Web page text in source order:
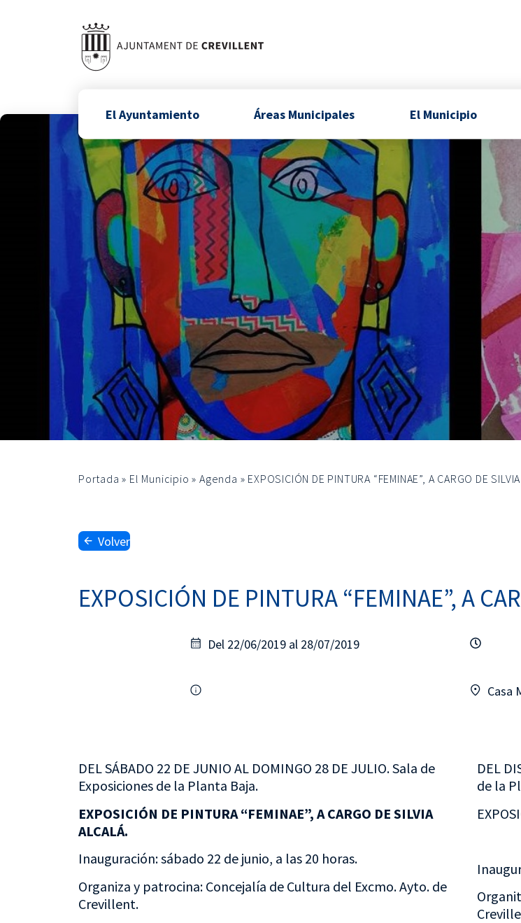
El Ayuntamiento Áreas Municipales El Municipio
Portada » El Municipio »Agenda » EXPOSICIÓN DE PINTURA “FEMINAE”, A CARGO DE
Volver
EXPOSICIÓN DE PINTURA “FEMINAE”, A
Del 22/06/2019 al 28/07/2019
Casa
DEL SÁBADO 22 DE JUNIO AL DOMINGO 28 DE JULIO. Sala de
Exposiciones de la Planta Baja.
EXPOSICIÓN DE PINTURA “FEMINAE”, A CARGO DE SILVIA
ALCALÁ.
Inauguración: sábado 22 de junio, a las 20 horas.
Organiza y patrocina: Concejalía de Cultura del Excmo. Ayto. de
Crevillent.
DEL
de la